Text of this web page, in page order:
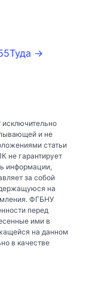
Туда →
и не
статьи
не гарантирует
информации,
за собой
на
ФГБНУ
перед
ими в
на данном
в качестве